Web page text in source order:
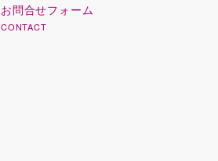
お問合せフォーム
CONTACT